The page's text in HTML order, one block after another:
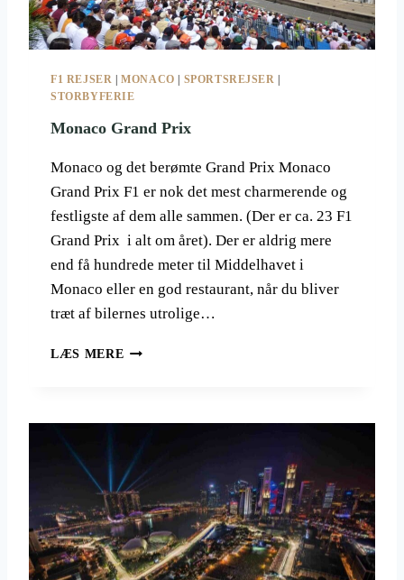
A
N
D
R
X
0
3
F1 REJSER |MONACO SPORTSREJSER
STORBYFERIE
Monaco Grand Prix
Monaco og det berømte Grand Prix Monaco
Grand Prix F1 er nok det mest charmerende og
festligste af dem alle sammen. (Der er ca. 23 F1
Grand Prix i alt om året). Der er aldrig mere
end få hundrede meter til Middelhavet i
Monaco eller en god restaurant, når du bliver
træt af bilernes utrolige…
LÆS MERE M
C
G
R
A
N
D
P
R